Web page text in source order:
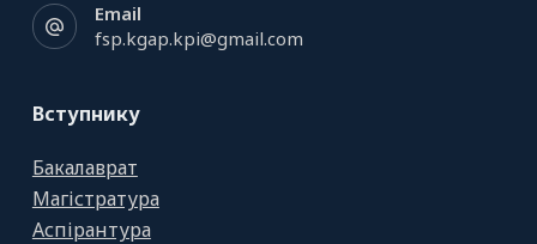
Email
fsp.kgap.kpi@gmail.com
Вступнику
Бакалаврат
Магістратура
Аспірантура